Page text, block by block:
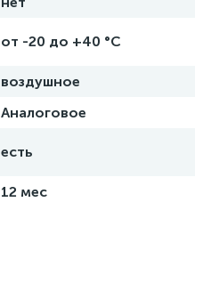
от -20 до +40 °C
воздушное
Аналоговое
есть
12 мес